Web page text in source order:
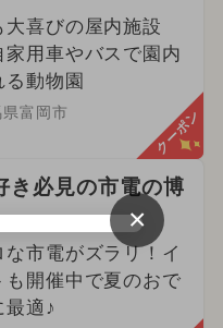
大喜びの屋内施設
家用車やバスで園内
る動物園
県富岡市 クーポン
き必見の市電の博
な市電がズラリ！イ
も開催中で夏のおで
最適♪
×